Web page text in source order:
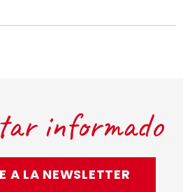
informado
A LA NEWSLETTER